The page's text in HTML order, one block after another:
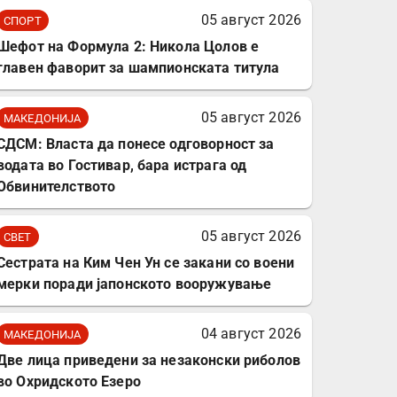
комплет за заштита на
СПОРТ
05 август 2026
на Формула 2: Никола Цолов е
фаворит за шампионската титула
МАКЕДОНИЈА
05 август 2026
Власта да понесе одговорност за
во Гостивар, бара истрага од
СВЕТ
05 август 2026
на Ким Чен Ун се закани со воени
поради јапонското вооружување
МАКЕДОНИЈА
04 август 2026
лица приведени за незаконски риболов
Охридското Езеро